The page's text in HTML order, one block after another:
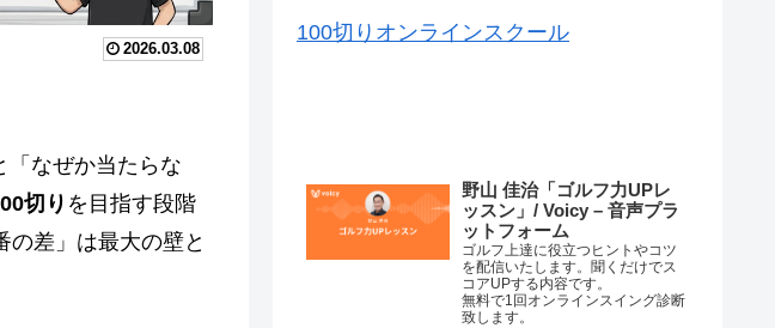
2026.03.08
「なぜか当たらな
切り を目指す段階
差」は最大の壁と
100切りオンラインスクール
野山 佳治「ゴルフ力UPレ
ッスン」/ Voicy – 音声プラ
ットフォーム
ゴルフ上達に役立つヒントやコツ
を配信いたします。聞くだけでス
コアUPする内容です。
無料で1回オンラインスイング診断
致します。